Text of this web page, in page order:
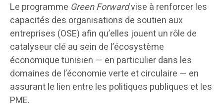
Le programme Green Forwardvise à renforcer les
capacités des organisations de soutien aux
entreprises (OSE) afin qu’elles jouent un rôle de
catalyseur clé au sein de l’écosystème
économique tunisien — en particulier dans les
domaines de l’économie verte et circulaire — en
assurant le lien entre les politiques publiques et les
PME.